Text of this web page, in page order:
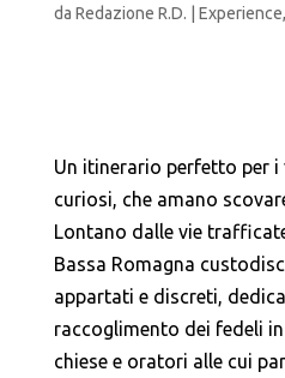
da Redazione R.D. Experience,
Un itinerario perfetto per
curiosi, che amano
Lontano dalle vie
Bassa Romagna
appartati e discreti,
raccoglimento dei fedeli
chiese e oratori alle cui